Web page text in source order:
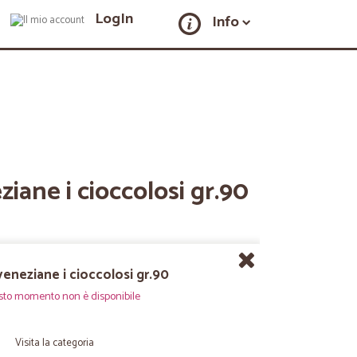
LogIn Info
i cioccolosi gr.90
i cioccolosi gr.90
momento non è disponibile
Visita la categoria